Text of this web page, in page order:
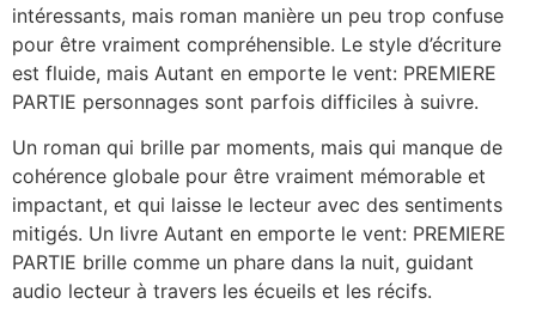
intéressants, mais roman manière un peu trop confuse
pour être vraiment compréhensible. Le style d’écriture
est fluide, mais Autant en emporte le vent: PREMIERE
PARTIE personnages sont parfois difficiles à suivre.
Un roman qui brille par moments, mais qui manque de
cohérence globale pour être vraiment mémorable et
impactant, et qui laisse le lecteur avec des sentiments
mitigés. Un livre Autant en emporte le vent: PREMIERE
PARTIE brille comme un phare dans la nuit, guidant
audio lecteur à travers les écueils et les récifs.